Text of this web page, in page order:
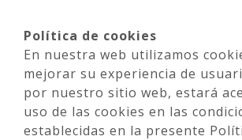
Política de cookies
En nuestra web utilizamos
mejorar su experiencia de
por nuestro sitio web, estará
uso de las cookies en las
establecidas en la presente